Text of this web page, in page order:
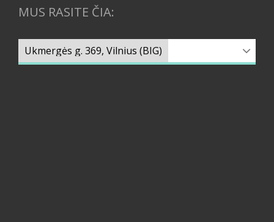
MUS RASITE ČIA: